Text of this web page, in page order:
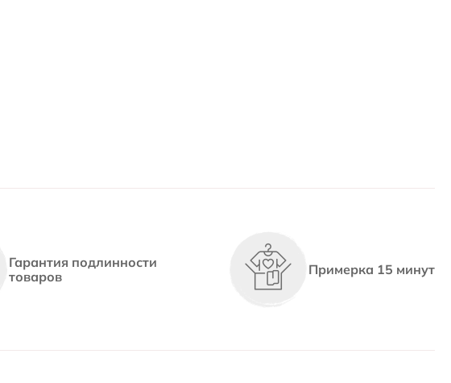
Гарантия подлинности
товаров
Примерка 15 минут